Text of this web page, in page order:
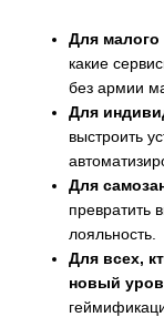
Для малого
какие
без армии
Для
выстроить
Для
превратить
лояльность.
Для всех,
новый